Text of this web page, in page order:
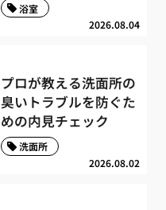
2026.08.04
浴室
プロが教える洗面所の
臭いトラブルを防ぐた
めの内見チェック
2026.08.02
洗面所